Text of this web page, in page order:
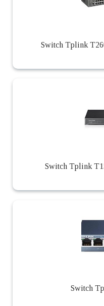
Switch Tplink
Switch Tplink
Switch